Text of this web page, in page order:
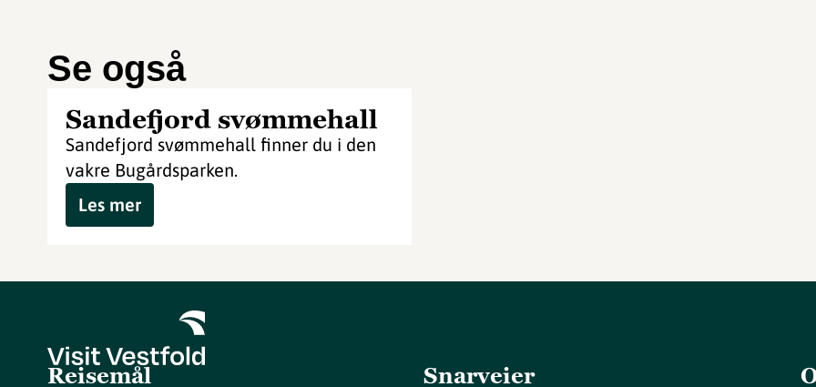
Se også
Sandefjord svømmehall
Sandefjord svømmehall finner du i den
vakre Bugårdsparken.
Les mer
Reisemål Snarveier